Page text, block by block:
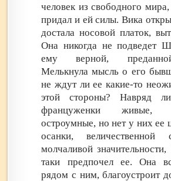
человек из свободного
придал и ей силы. Вика
достала носовой платок,
Она никогда не подведет
ему верной,
Мелькнула мысль о его
не ждут ли ее какие-то
этой стороны? Навряд
француженки живые,
остроумные, но нет у них ее
осанки, величественной
молчаливой
таки предпочел ее. Она
рядом с ним, благоустроит